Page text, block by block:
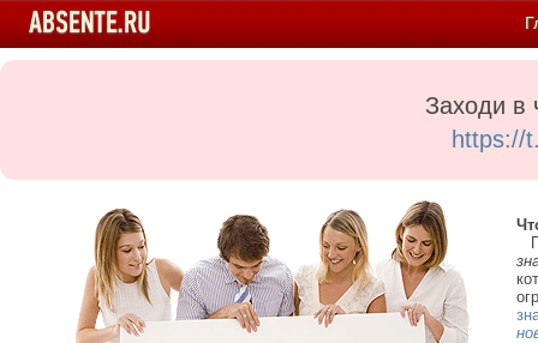
Заходи в
https://